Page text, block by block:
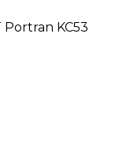
Portran KC53